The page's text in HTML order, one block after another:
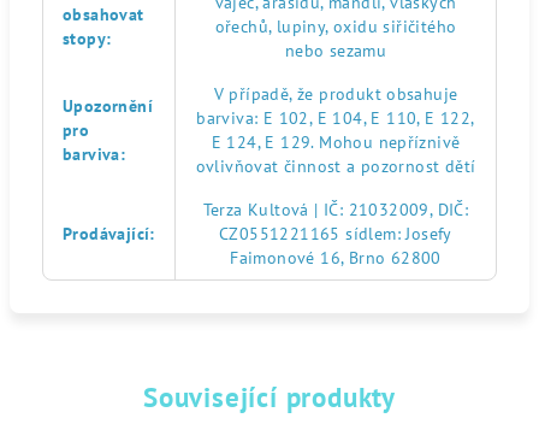
obsahovat
stopy:
ořechů, lupiny, oxidu siřičitého
nebo sezamu
Upozornění
pro
barviva:
V případě, že produkt obsahuje
barviva: E 102, E 104, E 110, E 122,
E 124, E 129. Mohou nepříznivě
ovlivňovat činnost a pozornost dětí
Prodávající:
Terza Kultová | IČ: 21032009, DIČ:
CZ0551221165 sídlem: Josefy
Faimonové 16, Brno 62800
Související produkty